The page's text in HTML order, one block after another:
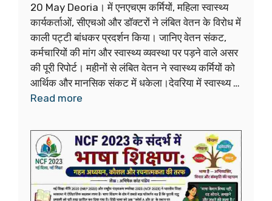
20 May Deoria। में एनएचएम कर्मियों, महिला स्वास्थ्य
कार्यकर्ताओं, सीएचओ और डॉक्टरों ने लंबित वेतन के विरोध में
काली पट्टी बांधकर प्रदर्शन किया। जानिए वेतन संकट,
कर्मचारियों की मांग और स्वास्थ्य व्यवस्था पर पड़ने वाले असर
की पूरी रिपोर्ट। महीनों से लंबित वेतन ने स्वास्थ्य कर्मियों को
आर्थिक और मानसिक संकट में धकेला।देवरिया में स्वास्थ्य …
Read more